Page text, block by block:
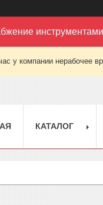
у компании нерабочее
КАТАЛОГ